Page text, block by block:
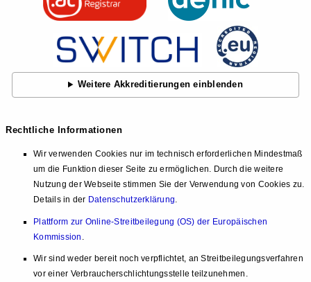
Weitere Akkreditierungen einblenden
Rechtliche Informationen
Wir verwenden Cookies nur im technisch erforderlichen Mindestmaß
um die Funktion dieser Seite zu ermöglichen. Durch die weitere
Nutzung der Webseite stimmen Sie der Verwendung von Cookies zu.
Details in der Datenschutzerklärung.
Plattform zur Online-Streitbeilegung (OS) der Europäischen
Kommission
Wir sind weder bereit noch verpflichtet, an Streitbeilegungsverfahren
vor einer Verbraucherschlichtungsstelle teilzunehmen.